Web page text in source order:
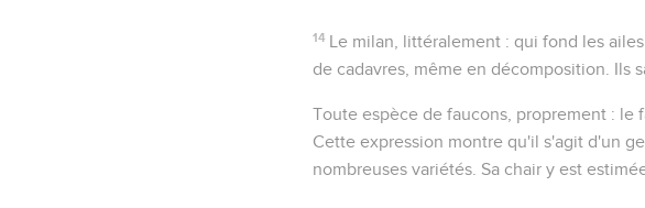
14 Le milan , littéralement :qui fond les
de cadavres, même en décomposition. Ils
Toute espèce de faucons , proprement : le
Cette expression montre qu'il s'agit d'un
nombreuses variétés. Sa chair y est